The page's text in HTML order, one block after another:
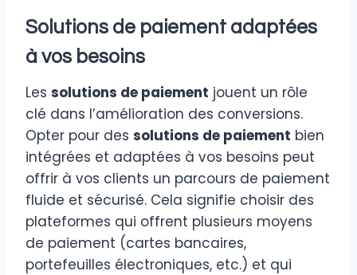
Solutions de paiement adaptées
à vos besoins
Les solutions de paiement jouent un rôle
clé dans l’amélioration des conversions.
Opter pour des solutions de paiement bien
intégrées et adaptées à vos besoins peut
offrir à vos clients un parcours de paiement
fluide et sécurisé. Cela signifie choisir des
plateformes qui offrent plusieurs moyens
de paiement (cartes bancaires,
portefeuilles électroniques, etc.) et qui